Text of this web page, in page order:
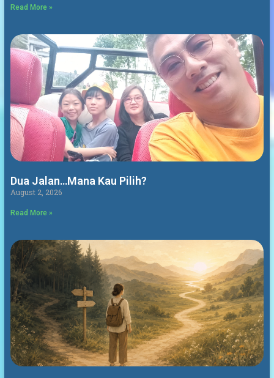
Read More »
Dua Jalan…Mana Kau Pilih?
August 2, 2026
Read More »